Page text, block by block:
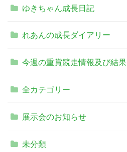
ゆきちゃん成長日記
れあんの成長ダイアリー
今週の重賞競走情報及び結果
全カテゴリー
展示会のお知らせ
未分類